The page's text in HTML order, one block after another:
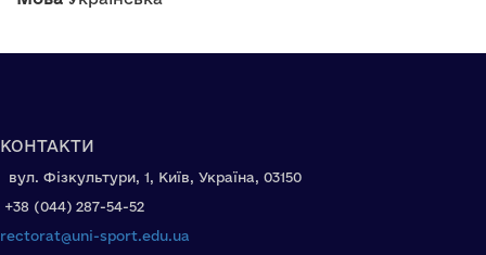
КОНТАКТИ
вул. Фізкультури, 1, Київ, Україна, 03150
+38 (044) 287-54-52
rectorat@uni-sport.edu.ua